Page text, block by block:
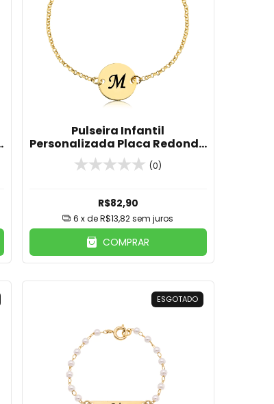
Pulseira Infantil
Personalizada Placa Redonda
Com Inicial Banhado Em Ouro
18K
(0)
R$82,90
6 x deR$13,82sem juros
COMPRAR
ESGOTADO